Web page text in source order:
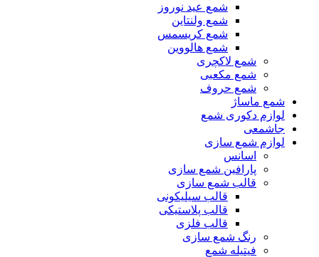
شمع عید نوروز
شمع ولنتاین
شمع کریسمس
شمع هالووین
شمع لاکچری
شمع مکعبی
شمع حروف
شمع ماساژ
لوازم دکوری شمع
جاشمعی
لوازم شمع سازی
اسانس
پارافین شمع سازی
قالب شمع سازی
قالب سیلیکونی
قالب پلاستیکی
قالب فلزی
رنگ شمع سازی
فیتیله شمع